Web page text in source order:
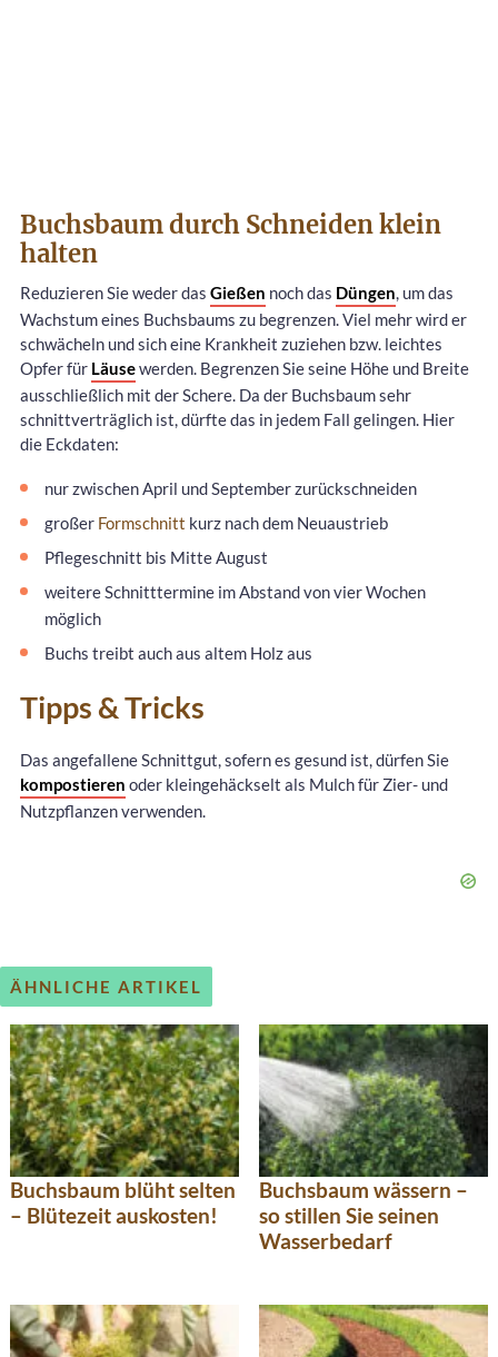
Buchsbaum durch Schneiden klein
halten
Reduzieren Sie weder das Gießen noch das Düngen, um das
Wachstum eines Buchsbaums zu begrenzen. Viel mehr wird er
schwächeln und sich eine Krankheit zuziehen bzw. leichtes
Opfer für Läusewerden. Begrenzen Sie seine Höhe und Breite
ausschließlich mit der Schere. Da der Buchsbaum sehr
schnittverträglich ist, dürfte das in jedem Fall gelingen. Hier
die Eckdaten:
nur zwischen April und September zurückschneiden
großer Formschnitt kurz nach dem Neuaustrieb
Pflegeschnitt bis Mitte August
weitere Schnitttermine im Abstand von vier Wochen
möglich
Buchs treibt auch aus altem Holz aus
Tipps & Tricks
Das angefallene Schnittgut, sofern es gesund ist, dürfen Sie
kompostieren oder kleingehäckselt als Mulch für Zier- und
Nutzpflanzen verwenden.
ÄHNLICHE ARTIKEL
Buchsbaum blüht selten
– Blütezeit auskosten!
Buchsbaum wässern –
so stillen Sie seinen
Wasserbedarf